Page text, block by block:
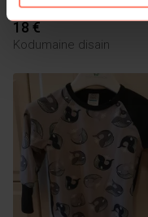
18 €
Kodumaine disain